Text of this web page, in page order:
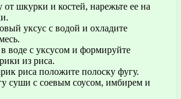
от шкурки и костей, нарежьте ее на
уксус с водой и охладите
воде с уксусом и формируйте
из риса.
риса положите полоску фугу.
суши с соевым соусом, имбирем и